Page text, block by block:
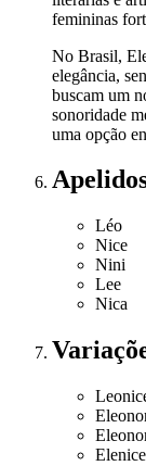
femininas
No Brasil,
elegância,
buscam um
sonoridade
uma opção
Léo
Nice
Nini
Lee
Nica
Elenice